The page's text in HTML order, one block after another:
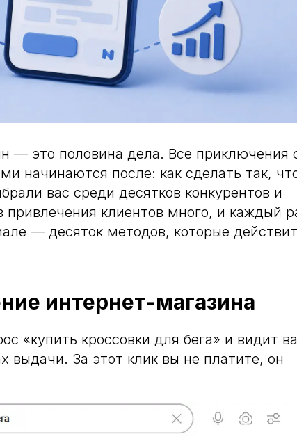
— это половина дела. Все приключения
начинаются после: как сделать так,
вас среди десятков конкурентов и
привлечения клиентов много, и каждый
— десяток методов, которые
интернет-магазина
«купить кроссовки для бега» и видит
выдачи. За этот клик вы не платите, он